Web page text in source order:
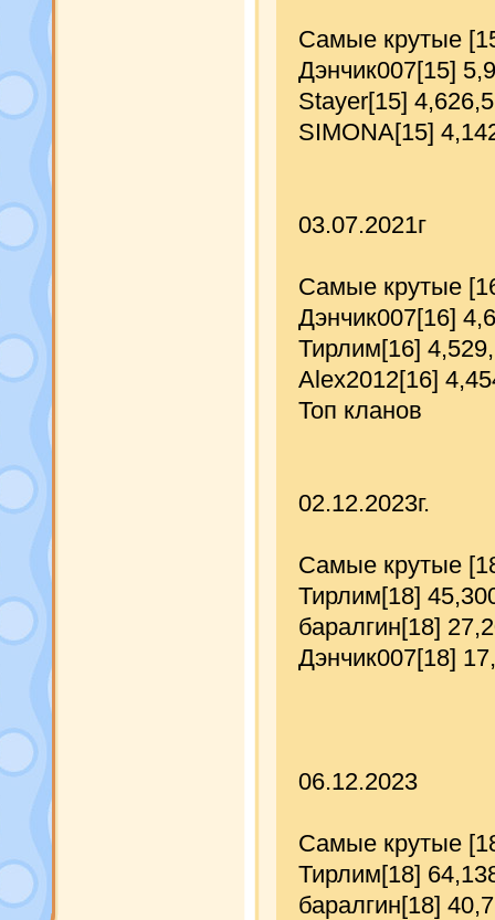
Самые крутые
Дэнчик007[15]
Stayer[15]
SIMONA[15]
03.07.2021г
Самые крутые
Дэнчик007[16]
Тирлим[16]
Alex2012[16]
Топ кланов
02.12.2023г.
Самые крутые
Тирлим[18]
баралгин[18]
Дэнчик007[18]
06.12.2023
Самые крутые
Тирлим[18]
баралгин[18]